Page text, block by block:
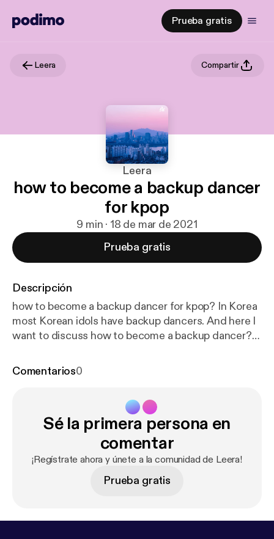
Prueba gratis
Leera Compartir
Leera
how to become a backup dancer
for kpop
9 min · 18 de mar de 2021
Prueba gratis
Descripción
how to become a backup dancer for kpop? In Korea
most Korean idols have backup dancers. And here I
want to discuss how to become a backup dancer?
Comentarios0
Sé la primera persona en
comentar
¡Regístrate ahora y únete a la comunidad de Leera!
Prueba gratis